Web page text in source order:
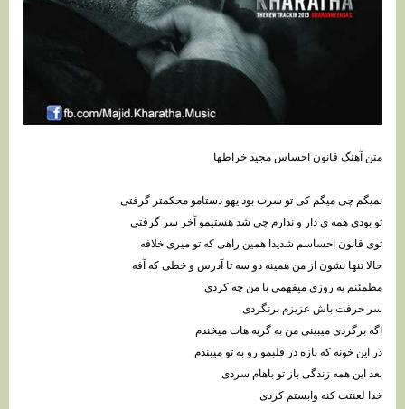
متن آهنگ قانون احساس مجید خراطها
نمیگم چی میگم کی تو سرت بود یهو دستامو محکمتر گرفتی
تو بودی همه ی دار و ندارم چی شد هستیمو آخر سر گرفتی
توی قانون احساسم شدیدا همین راهی که تو میری خلافه
حالا تنها نشون از من همینه دو سه تا آدرس و خطی که آفه
مطمئنم یه روزی میفهمی با من چه کردی
سر حرفت باش عزیزم برنگردی
اگه برگردی میبینی من به گریه هات میخندم
در این خونه که بازه در قلبمو رو به تو میبندم
بعد این همه زندگی باز تو باهام سردی
خدا لعنتت کنه وابستم کردی